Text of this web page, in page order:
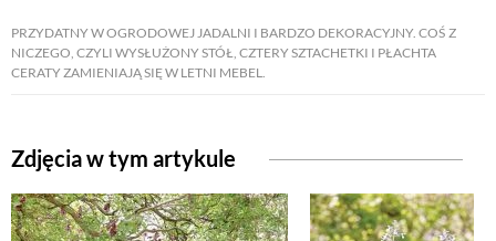
PRZYDATNY W OGRODOWEJ JADALNI I BARDZO DEKORACYJNY. COŚ Z
NICZEGO, CZYLI WYSŁUŻONY STÓŁ, CZTERY SZTACHETKI I PŁACHTA
CERATY ZAMIENIAJĄ SIĘ W LETNI MEBEL.
Zdjęcia w tym artykule